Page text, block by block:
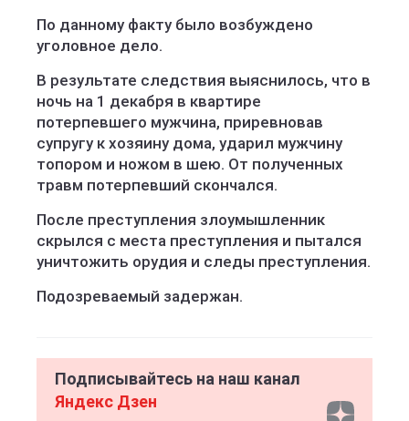
По данному факту было возбуждено
уголовное дело.
В результате следствия выяснилось, что в
ночь на 1 декабря в квартире
потерпевшего мужчина, приревновав
супругу к хозяину дома, ударил мужчину
топором и ножом в шею. От полученных
травм потерпевший скончался.
После преступления злоумышленник
скрылся с места преступления и пытался
уничтожить орудия и следы преступления.
Подозреваемый задержан.
Подписывайтесь на наш канал
Яндекс Дзен